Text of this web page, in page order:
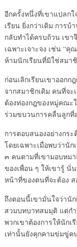
อีกครั้งหนึ่งที่เขาแปลก
เรียน ยิ่งกว่าเดิม การ
กลับทำได้ครบถ้วน เขา
เฉพาะเจาะจง เช่น “
ห้ามนักเรียนที่มิใช่สมา
ก่อนเลิกเรียนเขาออก
จากสมาชิกเดิม คนที่จะ
ต้องท่องกฎของหมู่คณะ
ร่วมขบวนการคลื่นลูกที่
การตอบสนองอย่างกร
โดยเฉพาะเมื่อพบว่านั
๓ คนตามที่เขามอบหม
ของเพื่อน ๆ ให้เขารู้ นั่
หน้าที่ของตนที่จะต้อง
ถึงตอนนี้เขามั่นใจว่านั
สวมบทบาทสมมุติ แต่กำ
พวกเขาต้องการให้นัก
เท่านั้นยังคุกคามข่มขู่ค